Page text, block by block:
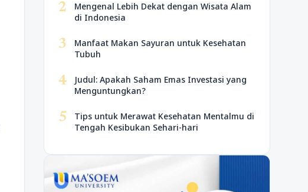
2
Mengenal Lebih Dekat dengan Wisata Alam
di Indonesia
3
Manfaat Makan Sayuran untuk Kesehatan
Tubuh
4
Judul: Apakah Saham Emas Investasi yang
Menguntungkan?
5
Tips untuk Merawat Kesehatan Mentalmu di
Tengah Kesibukan Sehari-hari